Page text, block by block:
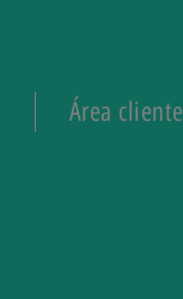
Área cliente